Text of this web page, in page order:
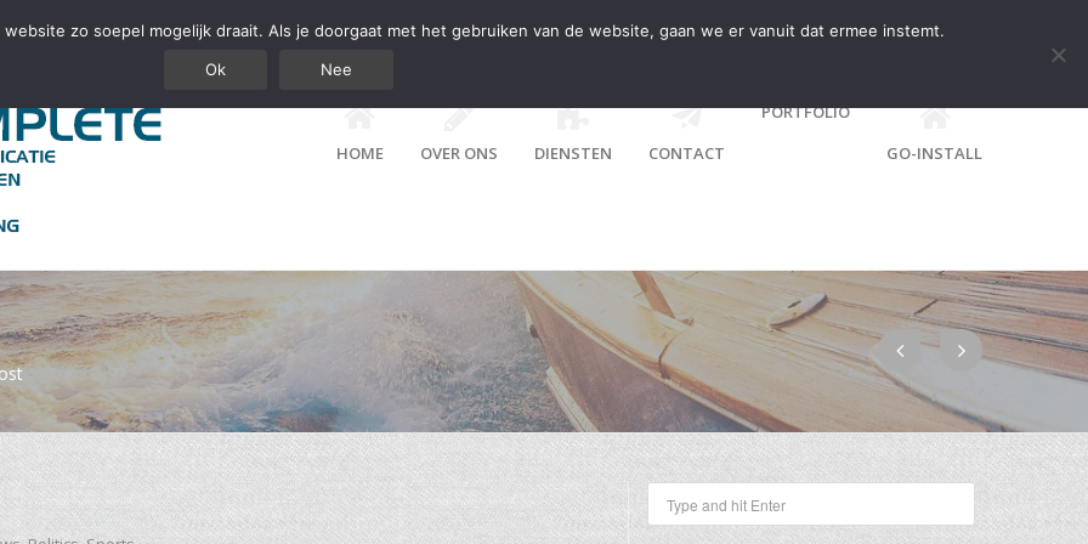
HOME OVER ONS DIENSTEN CONTACT
PORTFOLIO
GO-INSTALL
zo soepel mogelijk draait. Als je doorgaat met het gebruiken van de website, gaan we er vanuit dat ermee instemt.
Ok
Nee